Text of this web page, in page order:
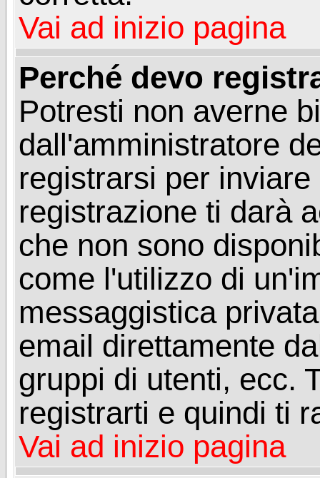
Vai ad inizio pagina
Perché devo
Potresti non averne
dall'amministratore
registrarsi per
registrazione ti darà
che non sono
come l'utilizzo di
messaggistica
email direttamente
gruppi di utenti, ecc.
registrarti e quindi ti
Vai ad inizio pagina